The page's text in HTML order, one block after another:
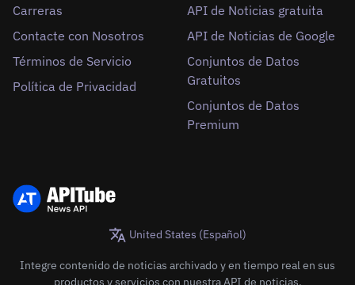
Carreras
Contacte con Nosotros
Términos de Servicio
Política de Privacidad
API de Noticias gratuita
API de Noticias de Google
Conjuntos de Datos
Gratuitos
Conjuntos de Datos
Premium
United States (Español)
Integre contenido de noticias archivado y en tiempo real en sus
productos y servicios con nuestra API de noticias.